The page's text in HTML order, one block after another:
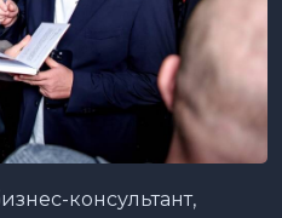
консультант,